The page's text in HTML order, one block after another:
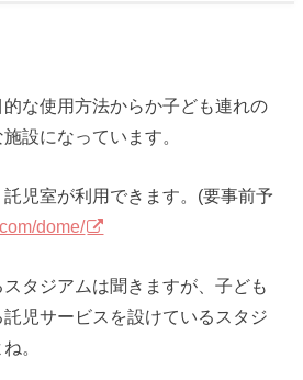
な使用方法からか子ども連れの
設になっています。
児室が利用できます。(要事前予
dome/
タジアムは聞きますが、子ども
児サービスを設けているスタジ
。